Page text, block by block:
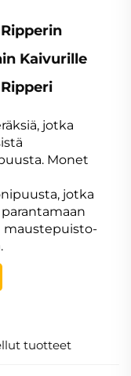
Kaivurille
jotka
Monet
jotka
maustepuisto-
tuotteet